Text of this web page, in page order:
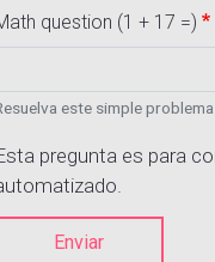
question (1 + 17 =)
este simple
pregunta es para
Enviar